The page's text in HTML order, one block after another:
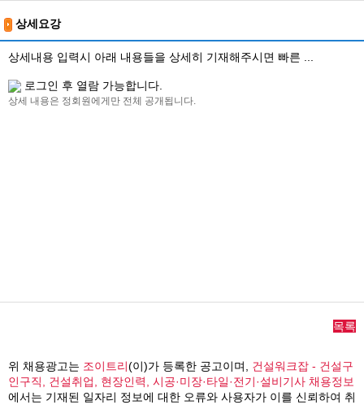
상세요강
상세내용 입력시 아래 내용들을 상세히 기재해주시면 빠른 ...
로그인 후 열람 가능합니다.
상세 내용은 정회원에게만 전체 공개됩니다.
목록
위 채용광고는 조이트리(이)가 등록한 공고이며, 건설워크잡 - 건설구
인구직, 건설취업, 현장인력, 시공·미장·타일·전기·설비기사 채용정보
에서는 기재된 일자리 정보에 대한 오류와 사용자가 이를 신뢰하여 취